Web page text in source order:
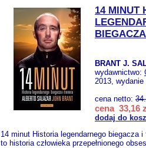
14 MINUT
BRANT J.
wydawnictwo:
2013, wydanie
cena netto:
cena 33,16
dodaj do
14 minut Historia legendarnego biegacza i
to historia człowieka przepełnionego